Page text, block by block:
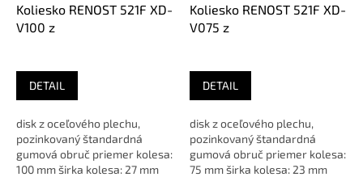
Koliesko RENOST 521F XD-
V100 z
DETAIL
disk z oceľového plechu,
pozinkovaný štandardná
gumová obruč priemer kolesa:
100 mm širka kolesa: 27 mm
Koliesko RENOST 521F XD-
V075 z
DETAIL
disk z oceľového plechu,
pozinkovaný štandardná
gumová obruč priemer kolesa:
75 mm širka kolesa: 23 mm